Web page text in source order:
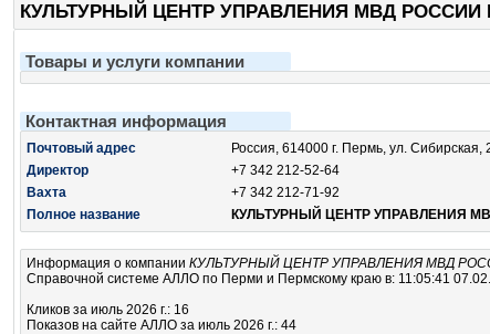
КУЛЬТУРНЫЙ ЦЕНТР УПРАВЛЕНИЯ МВД РОССИИ
Товары и услуги компании
Контактная информация
Почтовый адрес
Россия, 614000 г. Пермь, ул. Сибирская,
Директор
+7 342 212-52-64
Вахта
+7 342 212-71-92
Полное название
КУЛЬТУРНЫЙ ЦЕНТР УПРАВЛЕНИЯ
Информация о компании КУЛЬТУРНЫЙ ЦЕНТР УПРАВЛЕНИЯ МВД
Справочной системе АЛЛО по Перми и Пермскому краю в: 11:05:41
Кликов за июль 2026 г.: 16
Показов на сайте АЛЛО за июль 2026 г.: 44